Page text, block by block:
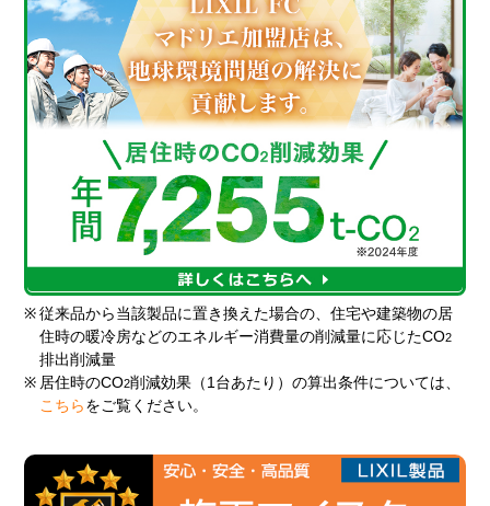
※ 従来品から当該製品に置き換えた場合の、住宅や建築物の居
住時の暖冷房などのエネルギー消費量の削減量に応じたCO2
排出削減量
※ 居住時のCO2削減効果（1台あたり）の算出条件については、
こちら をご覧ください。